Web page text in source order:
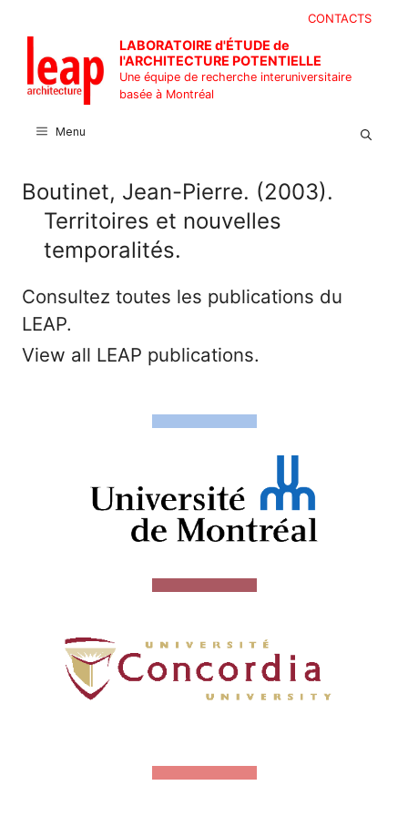
contenu
CONTACTS
LABORATOIRE d'ÉTUDE de
l'ARCHITECTURE POTENTIELLE
Une équipe de recherche interuniversitaire
basée à Montréal
Menu
Boutinet, Jean-Pierre. (2003).
Territoires et nouvelles
temporalités.
Consultez toutes les publications du
LEAP.
View all LEAP publications.